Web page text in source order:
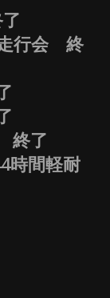
行会 終
終了
時間軽耐